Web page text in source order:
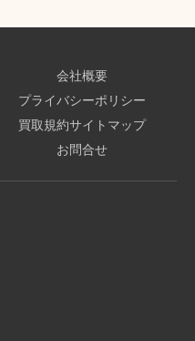
会社概要
プライバシーポリシー
買取規約サイトマップ
お問合せ